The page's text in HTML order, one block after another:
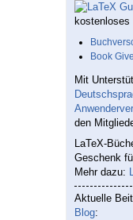
kostenloses
Book
Mit
den
LaTeX-
Geschenk
Mehr dazu:
Aktuelle
Blog: